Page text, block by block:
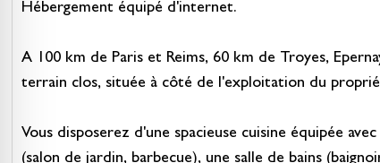
Hébergement équipé d'internet.
A 100 km de Paris et Reims, 60 km de Troyes,
terrain clos, située à côté de l'exploitation du
Vous disposerez d'une spacieuse cuisine équipée
(salon de jardin, barbecue), une salle de bains